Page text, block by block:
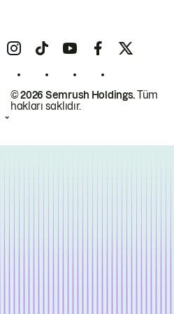
© 2026 Semrush Holdings.Tüm
hakları saklıdır.